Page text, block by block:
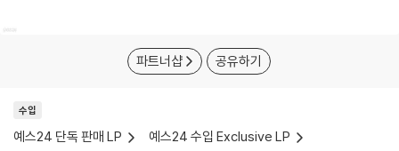
파트너샵 공유하기
수입
예스24 단독 판매 LP 예스24 수입 Exclusive LP